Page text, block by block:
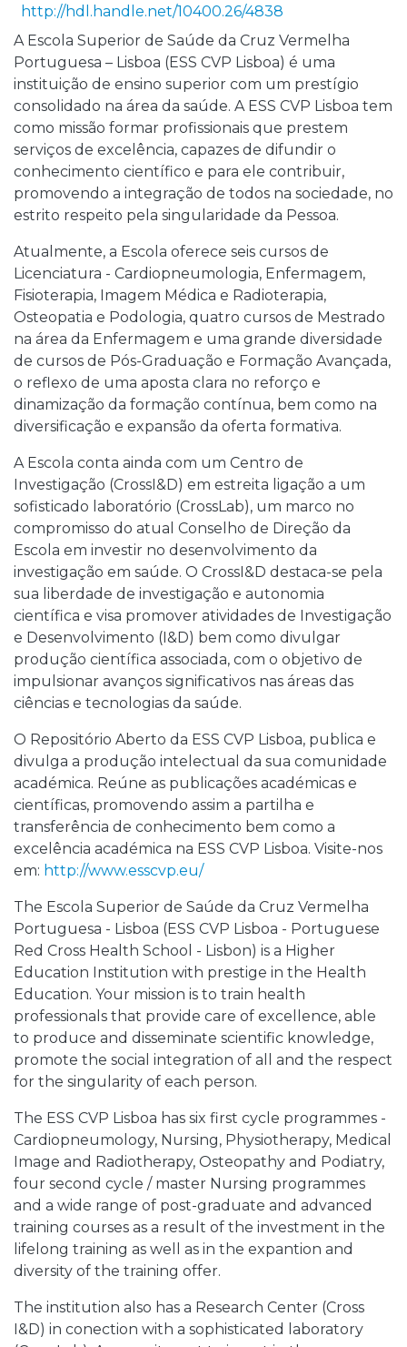
http://hdl.handle.net/10400.26/4838
A Escola Superior de Saúde da Cruz Vermelha
Portuguesa – Lisboa (ESS CVP Lisboa) é uma
instituição de ensino superior com um prestígio
consolidado na área da saúde. A ESS CVP Lisboa tem
como missão formar profissionais que prestem
serviços de excelência, capazes de difundir o
conhecimento científico e para ele contribuir,
promovendo a integração de todos na sociedade, no
estrito respeito pela singularidade da Pessoa.
Atualmente, a Escola oferece seis cursos de
Licenciatura - Cardiopneumologia, Enfermagem,
Fisioterapia, Imagem Médica e Radioterapia,
Osteopatia e Podologia, quatro cursos de Mestrado
na área da Enfermagem e uma grande diversidade
de cursos de Pós-Graduação e Formação Avançada,
o reflexo de uma aposta clara no reforço e
dinamização da formação contínua, bem como na
diversificação e expansão da oferta formativa.
A Escola conta ainda com um Centro de
Investigação (CrossI&D) em estreita ligação a um
sofisticado laboratório (CrossLab), um marco no
compromisso do atual Conselho de Direção da
Escola em investir no desenvolvimento da
investigação em saúde. O CrossI&D destaca-se pela
sua liberdade de investigação e autonomia
científica e visa promover atividades de Investigação
e Desenvolvimento (I&D) bem como divulgar
produção científica associada, com o objetivo de
impulsionar avanços significativos nas áreas das
ciências e tecnologias da saúde.
O Repositório Aberto da ESS CVP Lisboa, publica e
divulga a produção intelectual da sua comunidade
académica. Reúne as publicações académicas e
científicas, promovendo assim a partilha e
transferência de conhecimento bem como a
excelência académica na ESS CVP Lisboa. Visite-nos
em: http://www.esscvp.eu/
The Escola Superior de Saúde da Cruz Vermelha
Portuguesa - Lisboa (ESS CVP Lisboa - Portuguese
Red Cross Health School - Lisbon) is a Higher
Education Institution with prestige in the Health
Education. Your mission is to train health
professionals that provide care of excellence, able
to produce and disseminate scientific knowledge,
promote the social integration of all and the respect
for the singularity of each person.
The ESS CVP Lisboa has six first cycle programmes -
Cardiopneumology, Nursing, Physiotherapy, Medical
Image and Radiotherapy, Osteopathy and Podiatry,
four second cycle / master Nursing programmes
and a wide range of post-graduate and advanced
training courses as a result of the investment in the
lifelong training as well as in the expantion and
diversity of the training offer.
The institution also has a Research Center (Cross
I&D) in conection with a sophisticated laboratory